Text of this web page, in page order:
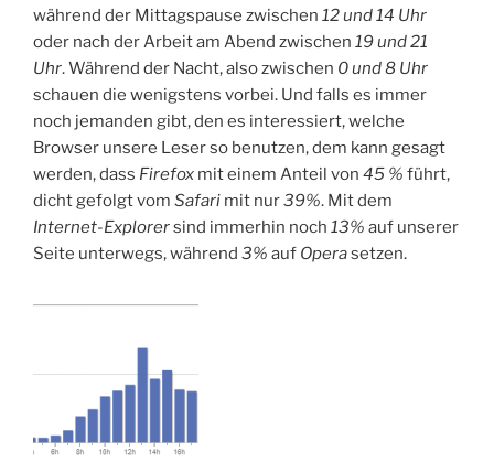
während der Mittagspause zwischen 12 und 14 Uhr
oder nach der Arbeit am Abend zwischen 19 und 21
Uhr. Während der Nacht, also zwischen 0 und 8 Uhr
schauen die wenigstens vorbei. Und falls es immer
noch jemanden gibt, den es interessiert, welche
Browser unsere Leser so benutzen, dem kann gesagt
werden, dass Firefox mit einem Anteil von 45 % führt,
dicht gefolgt vom Safari mit nur39%. Mit dem
Internet-Explorersind immerhin noch 13% auf unserer
Seite unterwegs, während 3% auf Operasetzen.